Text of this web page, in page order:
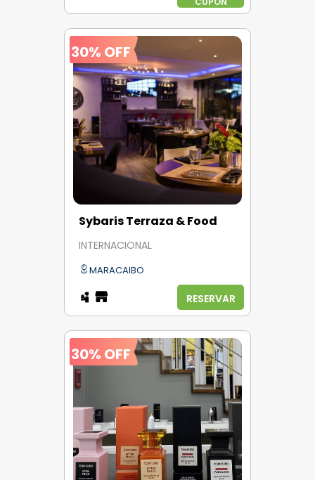
30% OFF
Sybaris Terraza & Food
INTERNACIONAL
MARACAIBO
RESERVAR
30% OFF